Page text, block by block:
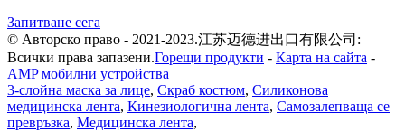
Запитване сега
© Авторско право - 2021-2023.江苏迈德进出口有限公司:
Всички права запазени.Горещи продукти - Карта на сайта -
AMP мобилни устройства
3-слойна маска за лице, Скраб костюм, Силиконова
медицинска лента, Кинезиологична лента, Самозалепваща се
превръзка, Медицинска лента,